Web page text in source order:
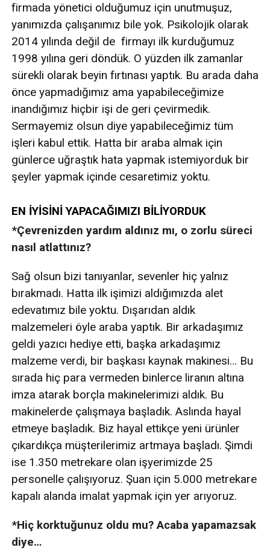
firmada yönetici olduğumuz için unutmuşuz,
yanımızda çalışanımız bile yok. Psikolojik olarak
2014 yılında değil de firmayı ilk kurduğumuz
1998 yılına geri döndük. O yüzden ilk zamanlar
sürekli olarak beyin fırtınası yaptık. Bu arada daha
önce yapmadığımız ama yapabileceğimize
inandığımız hiçbir işi de geri çevirmedik.
Sermayemiz olsun diye yapabileceğimiz tüm
işleri kabul ettik. Hatta bir araba almak için
günlerce uğraştık hata yapmak istemiyorduk bir
şeyler yapmak içinde cesaretimiz yoktu.
EN İYİSİNİ YAPACAĞIMIZI BİLİYORDUK
*Çevrenizden yardım aldınız mı, o zorlu süreci
nasıl atlattınız?
Sağ olsun bizi tanıyanlar, sevenler hiç yalnız
bırakmadı. Hatta ilk işimizi aldığımızda alet
edevatımız bile yoktu. Dışarıdan aldık
malzemeleri öyle araba yaptık. Bir arkadaşımız
geldi yazıcı hediye etti, başka arkadaşımız
malzeme verdi, bir başkası kaynak makinesi… Bu
sırada hiç para vermeden binlerce liranın altına
imza atarak borçla makinelerimizi aldık. Bu
makinelerde çalışmaya başladık. Aslında hayal
etmeye başladık. Biz hayal ettikçe yeni ürünler
çıkardıkça müşterilerimiz artmaya başladı. Şimdi
ise 1.350 metrekare olan işyerimizde 25
personelle çalışıyoruz. Şuan için 5.000 metrekare
kapalı alanda imalat yapmak için yer arıyoruz.
*Hiç korktuğunuz oldu mu? Acaba yapamazsak
diye…